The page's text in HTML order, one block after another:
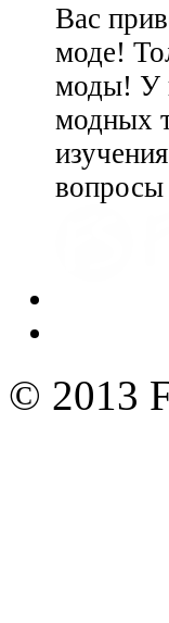
Вас
моде!
моды! У
модных
вопросы
© 2013